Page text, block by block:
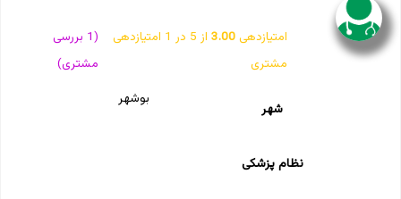
امتیازدهی3.00 از 5 در 1 امتیازدهی
مشتری
(
1 بررسی
مشتری)
شهر
بوشهر
نظام پزشکی